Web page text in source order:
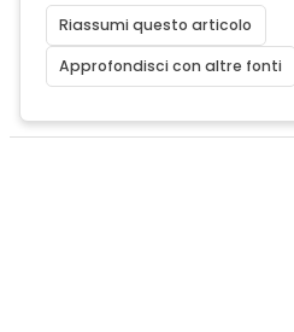
Riassumi questo articolo
Approfondisci con altre fonti